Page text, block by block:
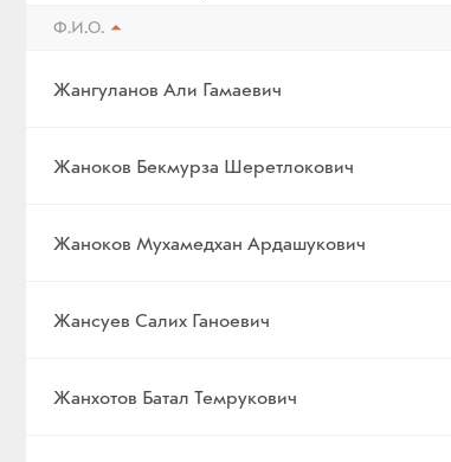
Ф.И.О.
Жангуланов Али Гамаевич
Жаноков Бекмурза Шеретлокович
Жаноков Мухамедхан Ардашукович
Жансуев Салих Ганоевич
Жанхотов Батал Темрукович